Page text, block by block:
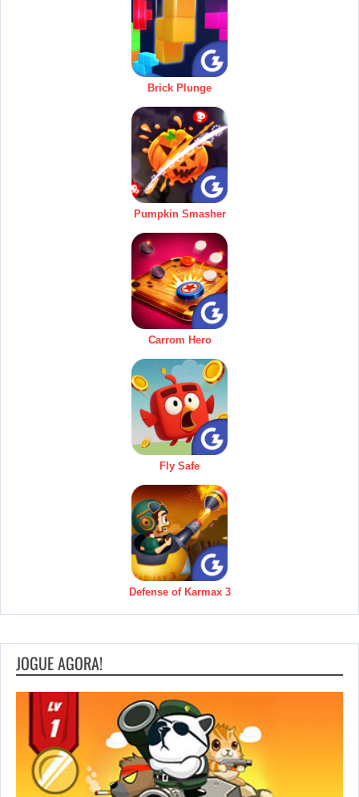
Brick Plunge
Pumpkin Smasher
Carrom Hero
Fly Safe
Defense of Karmax 3
JOGUE AGORA!